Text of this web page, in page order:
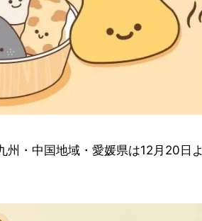
州・中国地域・愛媛県は12月20日よ